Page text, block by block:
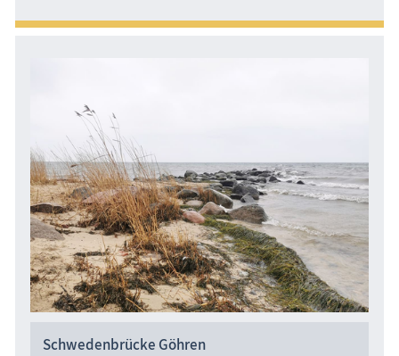
Schwedenbrücke Göhren